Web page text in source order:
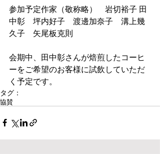
参加予定作家（敬称略）　岩切裕子 田
中彰　坪内好子　渡邊加奈子　溝上幾
久子　矢尾板克則
会期中、田中彰さんが焙煎したコーヒ
ーをご希望のお客様に試飲していただ
く予定です。
タグ：
協賛